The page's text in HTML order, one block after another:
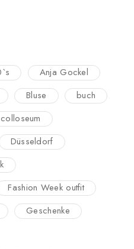
Anja Gockel
Bluse
buch
colloseum
Düsseldorf
Fashion Week outfit
Geschenke